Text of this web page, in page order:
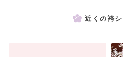
近くの袴